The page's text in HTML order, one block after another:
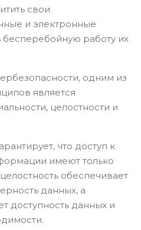
свои
и электронные
бесперебойную работу их
одним из
является
целостности и
что доступ к
имеют только
обеспечивает
данных, а
доступность данных и